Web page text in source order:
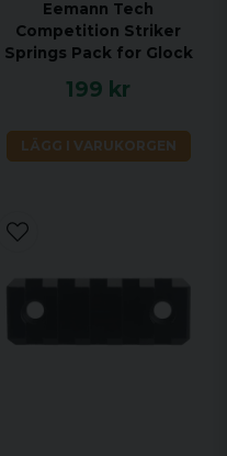
Eemann Tech
Competition Striker
Springs Pack for Glock
199 kr
LÄGG I VARUKORGEN